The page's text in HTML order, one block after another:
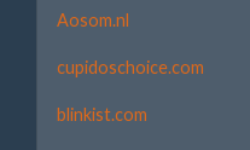
Aosom.nl
cupidoschoice.com
blinkist.com